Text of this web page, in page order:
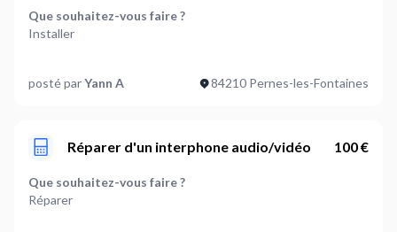
Préférez-vous une installation :
Filaire
smartphone ? (optionnel)
Je suis prêt à démarrer
Plus d’infos...
Installation d un interphone somfy v500pro. Gaine déjà
Que souhaitez-vous faire ?
Installer
Une maison
Interphone audio/caméra
Préférez-vous une installation :
Filaire
posté parYann A 84210 Pernes-les-Fontaines
Réparer d'un interphone audio/vidéo 100 €
Que souhaitez-vous faire ?
Réparer